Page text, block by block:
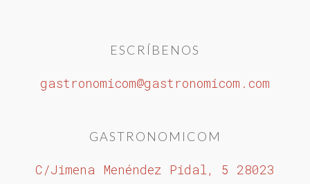
ESCRÍBENOS
gastronomicom@gastronomicom.com
GASTRONOMICOM
C/Jimena Menéndez Pidal, 5 28023